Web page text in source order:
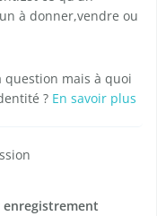
à donner,vendre ou
question mais à quoi
? En savoir plus
enregistrement